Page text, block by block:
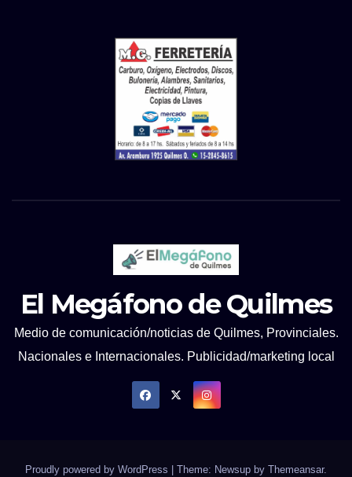
El Megáfono de Quilmes
Medio de comunicación/noticias de Quilmes, Provinciales.
Nacionales e Internacionales. Publicidad/marketing local
Proudly powered by WordPress | Theme: Newsup by Themeansar.